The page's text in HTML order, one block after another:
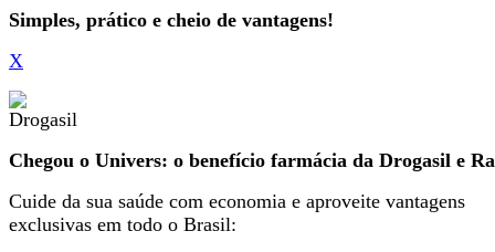
Simples, prático e cheio de vantagens!
X
Chegou o Univers: o benefício farmácia da Drogasil e
Cuide da sua saúde com economia e aproveite vantagens
exclusivas em todo o Brasil: